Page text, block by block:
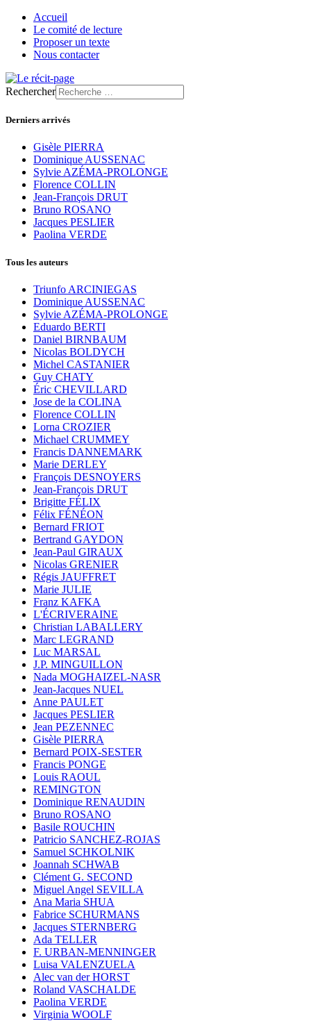
Accueil
Le comité de lecture
Proposer un texte
Nous contacter
Rechercher
Derniers arrivés
Gisèle PIERRA
Dominique AUSSENAC
Sylvie AZÉMA-PROLONGE
Florence COLLIN
Jean-François DRUT
Bruno ROSANO
Jacques PESLIER
Paolina VERDE
Tous les auteurs
Triunfo ARCINIEGAS
Dominique AUSSENAC
Sylvie AZÉMA-PROLONGE
Eduardo BERTI
Daniel BIRNBAUM
Nicolas BOLDYCH
Michel CASTANIER
Guy CHATY
Éric CHEVILLARD
Jose de la COLINA
Florence COLLIN
Lorna CROZIER
Michael CRUMMEY
Francis DANNEMARK
Marie DERLEY
François DESNOYERS
Jean-François DRUT
Brigitte FÉLIX
Félix FÉNÉON
Bernard FRIOT
Bertrand GAYDON
Jean-Paul GIRAUX
Nicolas GRENIER
Régis JAUFFRET
Marie JULIE
Franz KAFKA
L'ÉCRIVERAINE
Christian LABALLERY
Marc LEGRAND
Luc MARSAL
J.P. MINGUILLON
Nada MOGHAIZEL-NASR
Jean-Jacques NUEL
Anne PAULET
Jacques PESLIER
Jean PEZENNEC
Gisèle PIERRA
Bernard POIX-SESTER
Francis PONGE
Louis RAOUL
REMINGTON
Dominique RENAUDIN
Bruno ROSANO
Basile ROUCHIN
Patricio SANCHEZ-ROJAS
Samuel SCHKOLNIK
Joannah SCHWAB
Clément G. SECOND
Miguel Angel SEVILLA
Ana Maria SHUA
Fabrice SCHURMANS
Jacques STERNBERG
Ada TELLER
F. URBAN-MENNINGER
Luisa VALENZUELA
Alec van der HORST
Roland VASCHALDE
Paolina VERDE
Virginia WOOLF